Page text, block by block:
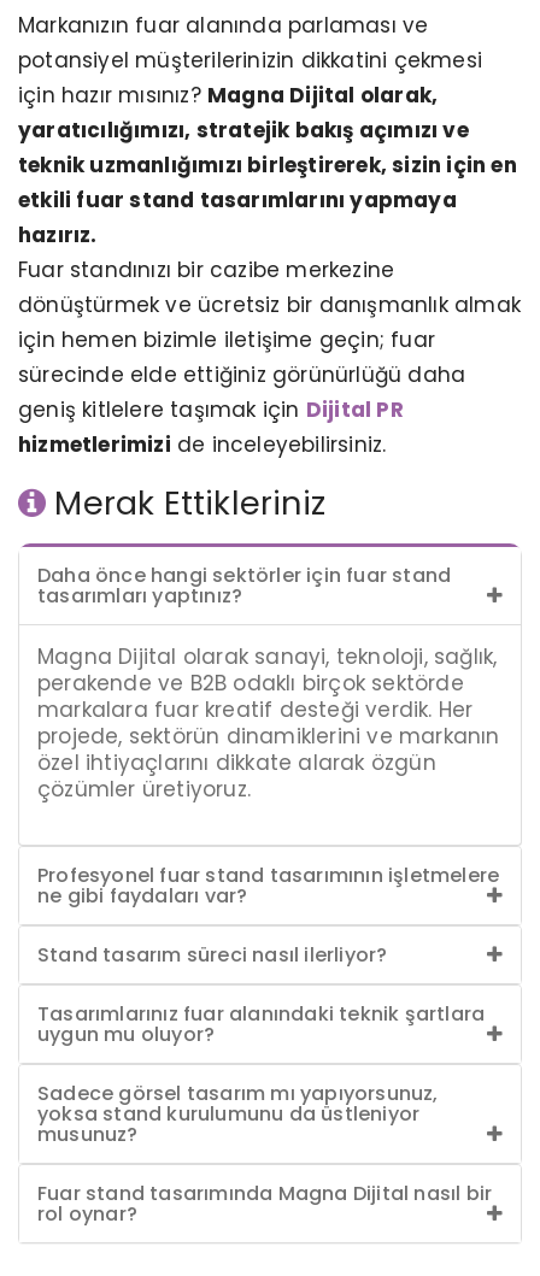
​​​​​​​Markanızın fuar alanında parlaması ve
potansiyel müşterilerinizin dikkatini çekmesi
için hazır mısınız? Magna Dijital olarak,
yaratıcılığımızı, stratejik bakış açımızı ve
teknik uzmanlığımızı birleştirerek, sizin için en
etkili fuar stand tasarımlarını yapmaya
hazırız.
Fuar standınızı bir cazibe merkezine
dönüştürmek ve ücretsiz bir danışmanlık almak
için hemen bizimle iletişime geçin; fuar
sürecinde elde ettiğiniz görünürlüğü daha
geniş kitlelere taşımak için Dijital PR
hizmetlerimizi de inceleyebilirsiniz.​​​​​​​
Merak Ettikleriniz
Daha önce hangi sektörler için fuar stand
tasarımları yaptınız?
Magna Dijital olarak sanayi, teknoloji, sağlık,
perakende ve B2B odaklı birçok sektörde
markalara fuar kreatif desteği verdik. Her
projede, sektörün dinamiklerini ve markanın
özel ihtiyaçlarını dikkate alarak özgün
çözümler üretiyoruz.
Profesyonel fuar stand tasarımının işletmelere
ne gibi faydaları var?
Stand tasarım süreci nasıl ilerliyor?
Tasarımlarınız fuar alanındaki teknik şartlara
uygun mu oluyor?
Sadece görsel tasarım mı yapıyorsunuz,
yoksa stand kurulumunu da üstleniyor
musunuz?
Fuar stand tasarımında Magna Dijital nasıl bir
rol oynar?